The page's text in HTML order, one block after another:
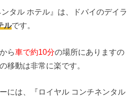
ンタル ホテル』は、ドバイのデイラ
ルです。
ら車で約10分の場所にありますの
移動は非常に楽です。
には、『ロイヤル コンチネンタル